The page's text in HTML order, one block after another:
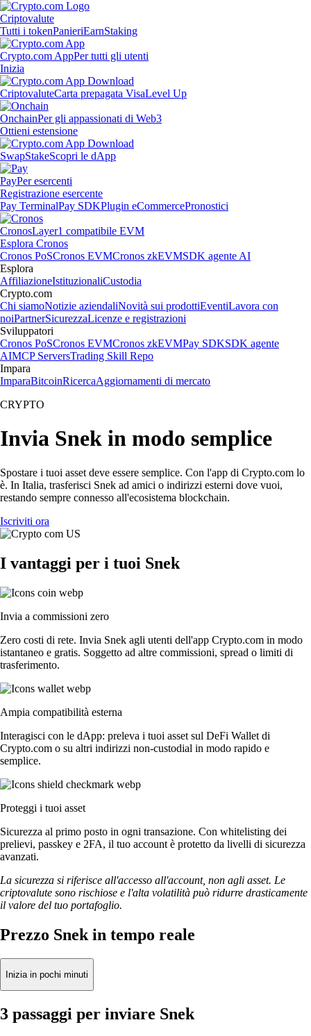
Criptovalute
Tutti i tokenPanieriEarnStaking
Crypto.com AppPer tutti gli utenti
Inizia
CriptovaluteCarta prepagata VisaLevel Up
OnchainPer gli appassionati di Web3
Ottieni estensione
SwapStakeScopri le dApp
PayPer esercenti
Registrazione esercente
Pay TerminalPay SDKPlugin eCommercePronostici
CronosLayer1 compatibile EVM
Esplora Cronos
Cronos PoSCronos EVMCronos zkEVMSDK agente AI
Esplora
AffiliazioneIstituzionaliCustodia
Crypto.com
Chi siamoNotizie aziendaliNovità sui prodottiEventiLavora con
noiPartnerSicurezzaLicenze e registrazioni
Sviluppatori
Cronos PoSCronos EVMCronos zkEVMPay SDKSDK agente
AIMCP ServersTrading Skill Repo
Impara
ImparaBitcoinRicercaAggiornamenti di mercato
CRYPTO
Invia Snek in modo semplice
Spostare i tuoi asset deve essere semplice. Con l'app di Crypto.com lo
è. In Italia, trasferisci Snek ad amici o indirizzi esterni dove vuoi,
restando sempre connesso all'ecosistema blockchain.
Iscriviti ora
I vantaggi per i tuoi Snek
Invia a commissioni zero
Zero costi di rete. Invia Snek agli utenti dell'app Crypto.com in modo
istantaneo e gratis. Soggetto ad altre commissioni, spread o limiti di
trasferimento.
Ampia compatibilità esterna
Interagisci con le dApp: preleva i tuoi asset sul DeFi Wallet di
Crypto.com o su altri indirizzi non-custodial in modo rapido e
semplice.
Proteggi i tuoi asset
Sicurezza al primo posto in ogni transazione. Con whitelisting dei
prelievi, passkey e 2FA, il tuo account è protetto da livelli di sicurezza
avanzati.
La sicurezza si riferisce all'accesso all'account, non agli asset. Le
criptovalute sono rischiose e l'alta volatilità può ridurre drasticamente
il valore del tuo portafoglio.
Prezzo Snek in tempo reale
Inizia in pochi minuti
3 passaggi per inviare Snek